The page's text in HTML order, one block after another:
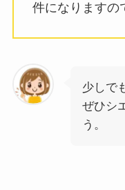
件になりますの
少しで
ぜひシ
う。